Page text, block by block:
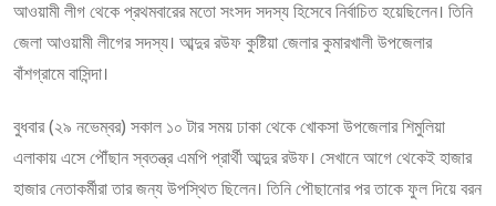
আওয়ামী লীগ থেকে প্রথমবারের মতো সংসদ সদস্য হিসেবে নির্বাচিত হয়েছিলেন। তিনি
জেলা আওয়ামী লীগের সদস্য। আব্দুর রউফ কুষ্টিয়া জেলার কুমারখালী উপজেলার
বাঁশগ্রামে বাসিন্দা।
বুধবার (২৯ নভেম্বর) সকাল ১০ টার সময় ঢাকা থেকে খোকসা উপজেলার শিমুলিয়া
এলাকায় এসে পৌঁছান স্বতন্ত্র এমপি প্রার্থী আব্দুর রউফ। সেখানে আগে থেকেই হাজার
হাজার নেতাকর্মীরা তার জন্য উপস্থিত ছিলেন। তিনি পৌছানোর পর তাকে ফুল দিয়ে বরন